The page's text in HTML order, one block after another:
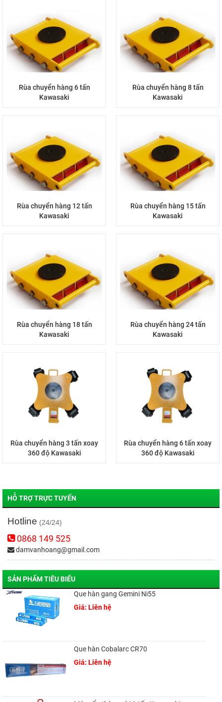
Rùa chuyển hàng 6 tấn
Kawasaki
Rùa chuyển hàng 8 tấn
Kawasaki
Rùa chuyển hàng 12 tấn
Kawasaki
Rùa chuyển hàng 15 tấn
Kawasaki
Rùa chuyển hàng 18 tấn
Kawasaki
Rùa chuyển hàng 24 tấn
Kawasaki
Rùa chuyển hàng 3 tấn xoay
360 độ Kawasaki
Rùa chuyển hàng 6 tấn xoay
360 độ Kawasaki
HỖ TRỢ TRỰC TUYẾN
Hotline (24/24)
0868 149 525
damvanhoang@gmail.com
SẢN PHẨM TIÊU BIỂU
Que hàn gang Gemini Ni55
Giá: Liên hệ
Que hàn Cobalarc CR70
Giá: Liên hệ